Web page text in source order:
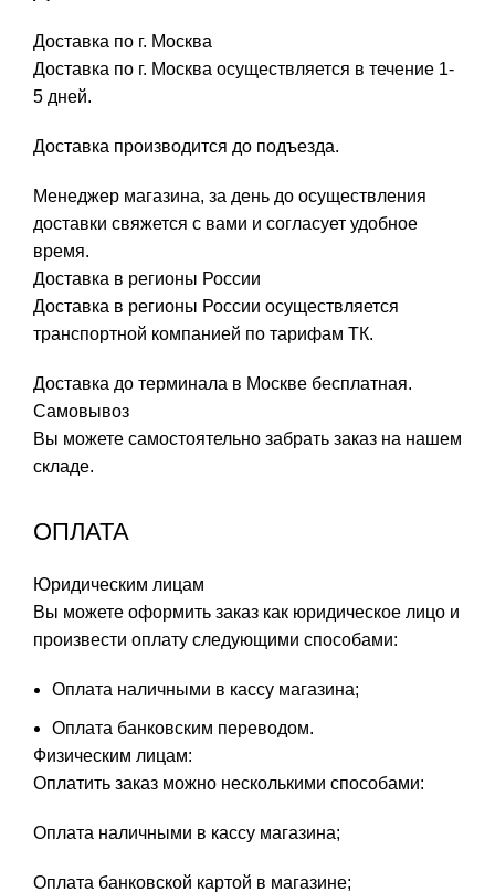
Доставка по г. Москва
Доставка по г. Москва осуществляется в течение 1-
5 дней.
Доставка производится до подъезда.
Менеджер магазина, за день до осуществления
доставки свяжется с вами и согласует удобное
время.
Доставка в регионы России
Доставка в регионы России осуществляется
транспортной компанией по тарифам ТК.
Доставка до терминала в Москве бесплатная.
Самовывоз
Вы можете самостоятельно забрать заказ на нашем
складе.
ОПЛАТА
Юридическим лицам
Вы можете оформить заказ как юридическое лицо и
произвести оплату следующими способами:
Оплата наличными в кассу магазина;
Оплата банковским переводом.
Физическим лицам:
Оплатить заказ можно несколькими способами:
Оплата наличными в кассу магазина;
Оплата банковской картой в магазине;